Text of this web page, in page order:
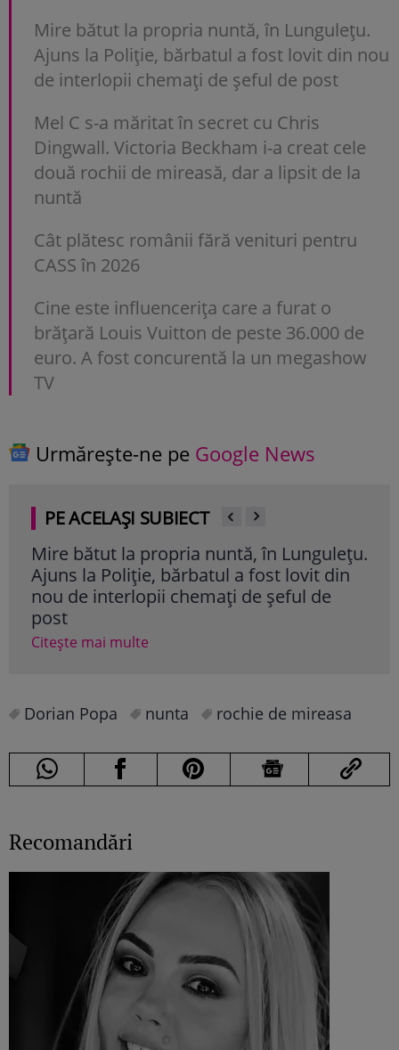
Mire bătut la propria nuntă, în Lungulețu.
Ajuns la Poliție, bărbatul a fost lovit din nou
de interlopii chemați de șeful de post
Mel C s-a măritat în secret cu Chris
Dingwall. Victoria Beckham i-a creat cele
două rochii de mireasă, dar a lipsit de la
nuntă
Cât plătesc românii fără venituri pentru
CASS în 2026
Cine este influencerița care a furat o
brățară Louis Vuitton de peste 36.000 de
euro. A fost concurentă la un megashow
TV
Urmărește-ne pe Google News
PE ACELAȘI SUBIECT
Mire bătut la propria nuntă, în Lungulețu.
Ajuns la Poliție, bărbatul a fost lovit din
nou de interlopii chemați de șeful de
post
Citește mai multe
Dorian Popa nunta rochie de mireasa
Recomandări